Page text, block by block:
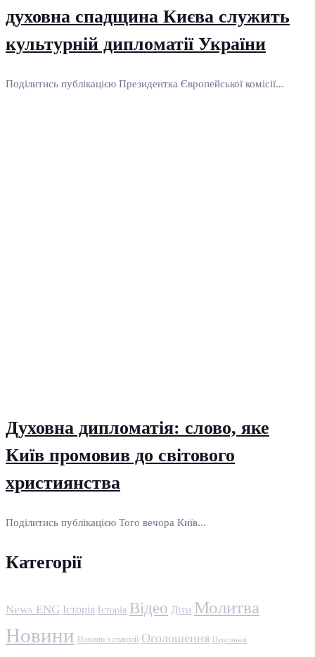
духовна спадщина Києва служить
культурній дипломатії України
Поділитись публікацією Президентка Європейської комісії...
Духовна дипломатія: слово, яке
Київ промовив до світового
християнства
Поділитись публікацією Того вечора Київ...
Категорії
News ENG Історія Історія Відео Діти Молитва
Новини Новини з єпархій Оголошення Персоналі